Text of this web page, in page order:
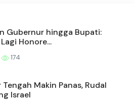
Gubernur hingga Bupati:
Honore...
174
Makin Panas, Rudal
Israel